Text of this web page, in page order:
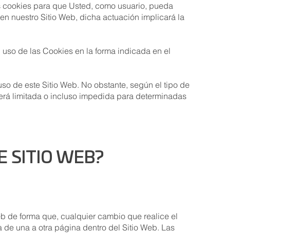
para que Usted, como usuario, pueda
nuestro Sitio Web, dicha actuación implicará la
de las Cookies en la forma indicada en el
de este Sitio Web. No obstante, según el tipo de
limitada o incluso impedida para determinadas
SITIO WEB?
de forma que, cualquier cambio que realice el
una a otra página dentro del Sitio Web. Las